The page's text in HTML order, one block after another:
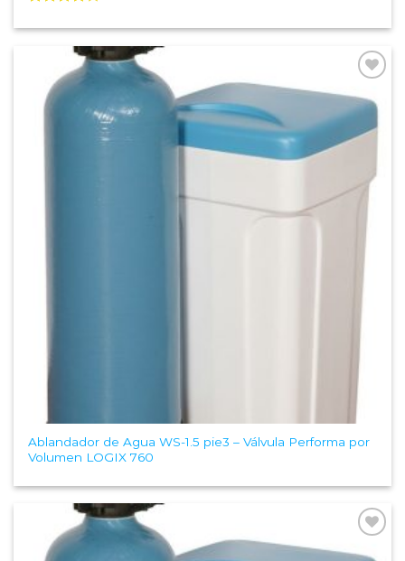
con4.00
Wishlist
Ablandador de Agua WS-1.5 pie3 – Válvula Performa por
Volumen LOGIX 760
Add to